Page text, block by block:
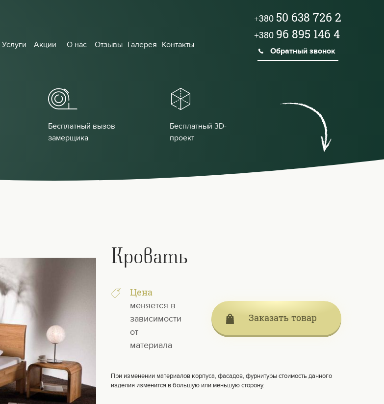
Услуги Акции О нас Отзывы Галерея Контакты
+380 50 638 726 2
+380 96 895 146 4
Обратный звонок
Бесплатный вызов
замерщика
Бесплатный 3D-
проект
Кровать
Цена
меняется в
зависимости
от
материала
Заказать товар
При изменении материалов корпуса, фасадов, фурнитуры стоимость данного
изделия изменится в большую или меньшую сторону.